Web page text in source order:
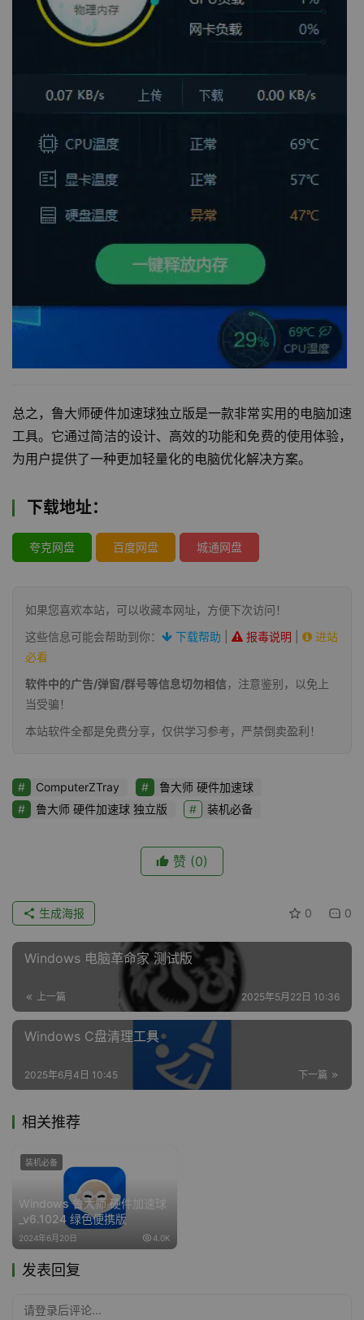
总之，鲁大师硬件加速球独立版是一款非常实用的电脑加速
工具。它通过简洁的设计、高效的功能和免费的使用体验，
为用户提供了一种更加轻量化的电脑优化解决方案。
下载地址：
夸克网盘 百度网盘 城通网盘
如果您喜欢本站，可以收藏本网址，方便下次访问！
这些信息可能会帮助到你：
下载帮助 报毒说明
进站
必看
软件中的广告/弹窗/群号等信息切勿相信，注意鉴别，以免上
当受骗！
本站软件全都是免费分享，仅供学习参考，严禁倒卖盈利！
ComputerZTray
鲁大师 硬件加速球
鲁大师 硬件加速球 独立版
装机必备
赞 (0)
0 0
生成海报
Windows 电脑革命家 测试版
上一篇 2025年5月22日 10:36
Windows C盘清理工具
下一篇
2025年6月4日 10:45
相关推荐
Windows 鲁大师 硬件加速球
_v6.1024 绿色便携版
2024年6月20日 4.0K
装机必备
发表回复
请登录后评论...